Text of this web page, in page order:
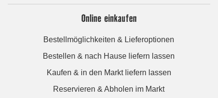
Online einkaufen
Bestellmöglichkeiten & Lieferoptionen
Bestellen & nach Hause liefern lassen
Kaufen & in den Markt liefern lassen
Reservieren & Abholen im Markt